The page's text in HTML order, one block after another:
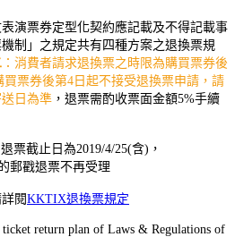
演票券定型化契約應記載及不得記載事
制」之規定共有四種方案之退換票規
：消費者請求退換票之時限為購買票券後
票券後第4日起不接受退換票申請，請
日為準 ，退票需酌收票面金額5%手續
票截止日為2019/4/25(含)，
郵戳退票不再受理
閱KKTIX退換票規定
ticket return plan of Laws & Regulations of